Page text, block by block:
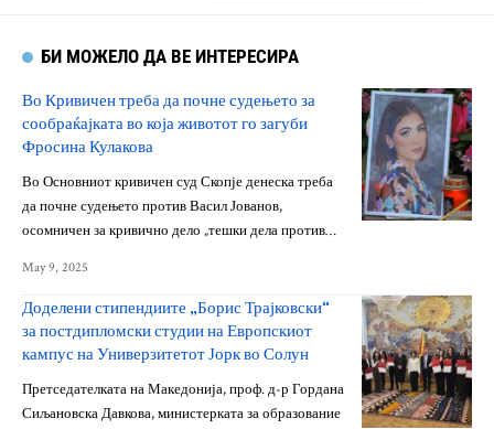
БИ МОЖЕЛО ДА ВЕ ИНТЕРЕСИРА
Во Кривичен треба да почне судењето за
сообраќајката во која животот го загуби
Фросина Кулакова
Во Основниот кривичен суд Скопје денеска треба
да почне судењето против Васил Јованов,
осомничен за кривично дело „тешки дела против…
May 9, 2025
Доделени стипендиите „Борис Трајковски“
за постдипломски студии на Европскиот
кампус на Универзитетот Јорк во Солун
Претседателката на Македонија, проф. д-р Гордана
Сиљановска Давкова, министерката за образование